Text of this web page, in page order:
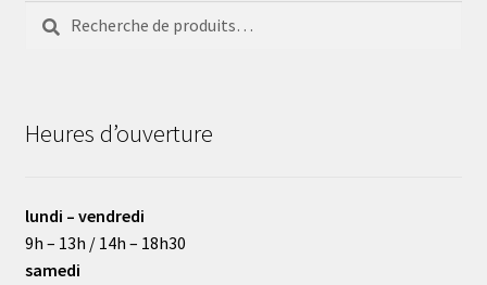
pour :
Heures d’ouverture
lundi – vendredi
9h – 13h / 14h – 18h30
samedi